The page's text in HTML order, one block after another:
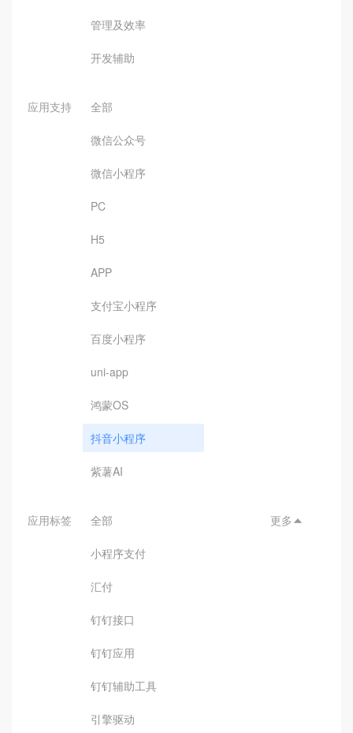
管理及效率
开发辅助
应用支持 全部
微信公众号
微信小程序
PC
H5
APP
支付宝小程序
百度小程序
uni-app
鸿蒙OS
抖音小程序
紫薯AI
应用标签 全部
小程序支付
汇付
钉钉接口
钉钉应用
钉钉辅助工具
引擎驱动
更多 